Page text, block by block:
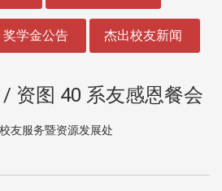
奖学金公告 杰出校友新闻
资图 40 系友感恩餐会
友服务暨资源发展处